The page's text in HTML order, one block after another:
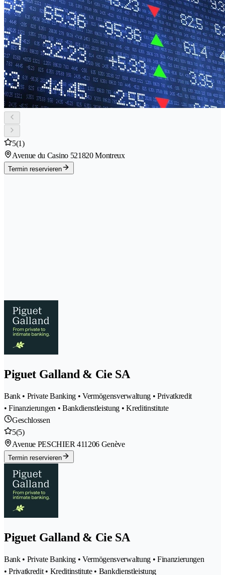
5(1)
Avenue du Casino 521820 Montreux
Termin reservieren
Piguet Galland & Cie SA
Bank • Private Banking • Vermögensverwaltung • Privatkredit
• Finanzierungen • Bankdienstleistung • Kreditinstitute
Geschlossen
5(5)
Avenue PESCHIER 411206 Genève
Termin reservieren
Piguet Galland & Cie SA
Bank • Private Banking • Vermögensverwaltung • Finanzierungen
• Privatkredit • Kreditinstitute • Bankdienstleistung